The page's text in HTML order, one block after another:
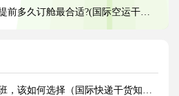
久订舱最合适?(国际空运干货知识分享)
如何选择（国际快递干货知识分享）